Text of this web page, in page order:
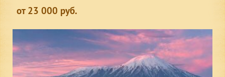
от 23 000 руб.